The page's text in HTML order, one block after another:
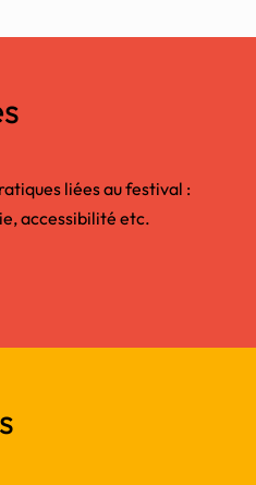
liées au festival :
accessibilité etc.